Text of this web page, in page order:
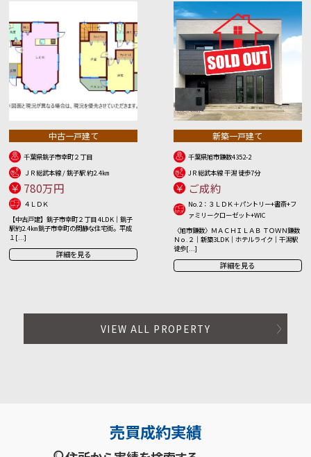
中古一戸建て
千葉県銚子市幸町２丁目
ＪＲ総武本線 / 銚子駅 約2.4㎞
780万円
４ＬＤＫ
【中古戸建】銚子市幸町２丁目 4LDK｜銚子
駅約2.4㎞ 銚子市幸町の閑静な住宅街。平成
１[...]
詳細を見る
新築一戸建て
千葉県旭市鎌数4352-2
JＲ総武本線 干潟 徒歩7分
ご成約
No.2：３ＬＤＫ＋パントリー+書斎+フ
ァミリークローゼット+WIC
〈旭市鎌数〉ＭＡＣＨＩＬＡＢ ＴＯＷＮ鎌数
Ｎｏ.２｜新築3LDK｜ホテルライク｜干潟駅
徒歩[...]
詳細を見る
VIEW ALL PROPERTY